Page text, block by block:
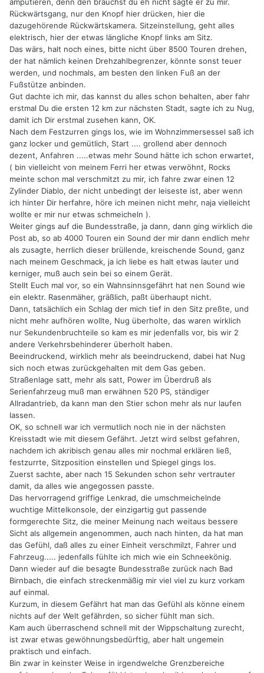
amputieren, denn den brauchst du eh nicht sagte er zu mir.
Rückwärtsgang, nur den Knopf hier drücken, hier die
dazugehörende Rückwärtskamera. Sitzeinstellung, geht alles
elektrisch, hier der etwas längliche Knopf links am Sitz.
Das wärs, halt noch eines, bitte nicht über 8500 Touren drehen,
der hat nämlich keinen Drehzahlbegrenzer, könnte sonst teuer
werden, und nochmals, am besten den linken Fuß an der
Fußstütze anbinden.
Gut dachte ich mir, das kannst du alles schon behalten, aber fahr
erstmal Du die ersten 12 km zur nächsten Stadt, sagte ich zu Nug,
damit ich Dir erstmal zusehen kann, OK.
Nach dem Festzurren gings los, wie im Wohnzimmersessel saß ich
ganz locker und gemütlich, Start .... grollend aber dennoch
dezent, Anfahren .....etwas mehr Sound hätte ich schon erwartet,
( bin vielleicht von meinem Ferri her etwas verwöhnt, Rocks
meinte schon mal verschmitzt zu mir, ich fahre zwar einen 12
Zylinder Diablo, der nicht unbedingt der leiseste ist, aber wenn
ich hinter Dir herfahre, höre ich meinen nicht mehr, naja vielleicht
wollte er mir nur etwas schmeicheln ).
Weiter gings auf die Bundesstraße, ja dann, dann ging wirklich die
Post ab, so ab 4000 Touren ein Sound der mir dann endlich mehr
als zusagte, herrlich dieser brüllende, kreischende Sound, ganz
nach meinem Geschmack, ja ich liebe es halt etwas lauter und
kerniger, muß auch sein bei so einem Gerät.
Stellt Euch mal vor, so ein Wahnsinnsgefährt hat nen Sound wie
ein elektr. Rasenmäher, gräßlich, paßt überhaupt nicht.
Dann, tatsächlich ein Schlag der mich tief in den Sitz preßte, und
nicht mehr aufhören wollte, Nug überholte, das waren wirklich
nur Sekundenbruchteile so kam es mir jedenfalls vor, bis wir 2
andere Verkehrsbehinderer überholt haben.
Beeindruckend, wirklich mehr als beeindruckend, dabei hat Nug
sich noch etwas zurückgehalten mit dem Gas geben.
Straßenlage satt, mehr als satt, Power im Überdruß als
Serienfahrzeug muß man erwähnen 520 PS, ständiger
Allradantrieb, da kann man den Stier schon mehr als nur laufen
lassen.
OK, so schnell war ich vermutlich noch nie in der nächsten
Kreisstadt wie mit diesem Gefährt. Jetzt wird selbst gefahren,
nachdem ich akribisch genau alles mir nochmal erklären ließ,
festzurrte, Sitzposition einstellen und Spiegel gings los.
Zuerst sachte, aber nach 15 Sekunden schon sehr vertrauter
damit, da alles wie angegossen passte.
Das hervorragend griffige Lenkrad, die umschmeichelnde
wuchtige Mittelkonsole, der einzigartig gut passende
formgerechte Sitz, die meiner Meinung nach weitaus bessere
Sicht als allgemein angenommen, auch nach hinten, da hat man
das Gefühl, daß alles zu einer Einheit verschmilzt, Fahrer und
Fahrzeug..... jedenfalls fühlte ich mich wie ein Schneekönig.
Dann wieder auf die besagte Bundesstraße zurück nach Bad
Birnbach, die einfach streckenmäßig mir viel viel zu kurz vorkam
auf einmal.
Kurzum, in diesem Gefährt hat man das Gefühl als könne einem
nichts auf der Welt gefährden, so sicher fühlt man sich.
Kam auch überraschend schnell mit der Wippschaltung zurecht,
ist zwar etwas gewöhnungsbedürftig, aber halt ungemein
praktisch und einfach.
Bin zwar in keinster Weise in irgendwelche Grenzbereiche